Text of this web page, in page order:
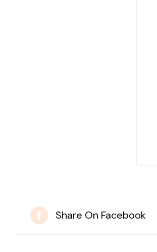
Share On Facebook